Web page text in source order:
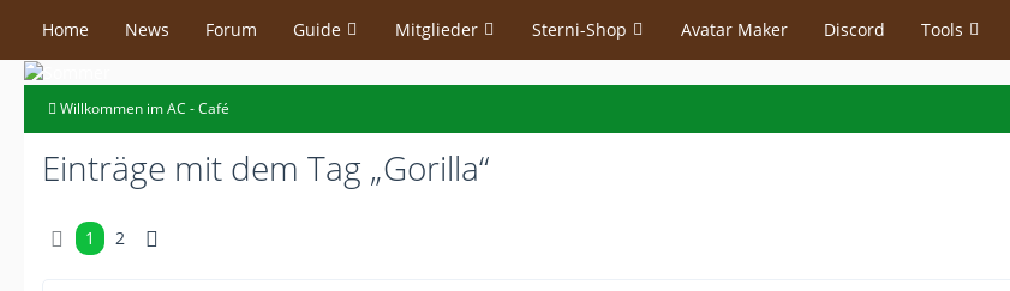
Home News Forum Guide Mitglieder Sterni-Shop Avatar Maker Discord Tools
Willkommen im AC - Café
Einträge mit dem Tag „Gorilla“
1 2